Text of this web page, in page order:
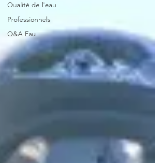
Qualité de l'eau
Professionnels
Q&A Eau